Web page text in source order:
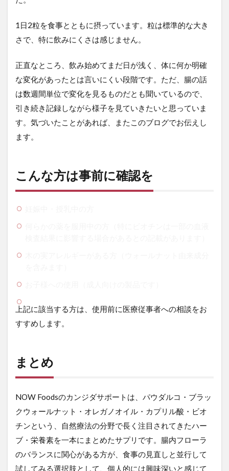
1日2粒を食事とともに摂っています。粒は標準的な大き
さで、特に飲みにくさは感じません。
正直なところ、飲み始めてまだ日が浅く、体に何か明確
な変化があったとは言いにくい段階です。ただ、腸の話
は数週間単位で変化を見るものだとも聞いているので、
引き続き記録しながら様子を見ていきたいと思っていま
す。気づいたことがあれば、またこのブログでお伝えし
ます。
こんな方は事前に確認を
上記に該当する方は、使用前に医療従事者への相談をお
すすめします。
まとめ
NOW Foodsのカンジダサポートは、パウダルコ・ブラッ
クウォールナット・オレガノオイル・カプリル酸・ビオ
チンという、自然療法の分野で長く注目されてきたハー
ブ・栄養素を一本にまとめたサプリです。腸内フローラ
のバランスに関心がある方が、食事の見直しと並行して
試してみる選択肢として、個人的には興味深いと感じて